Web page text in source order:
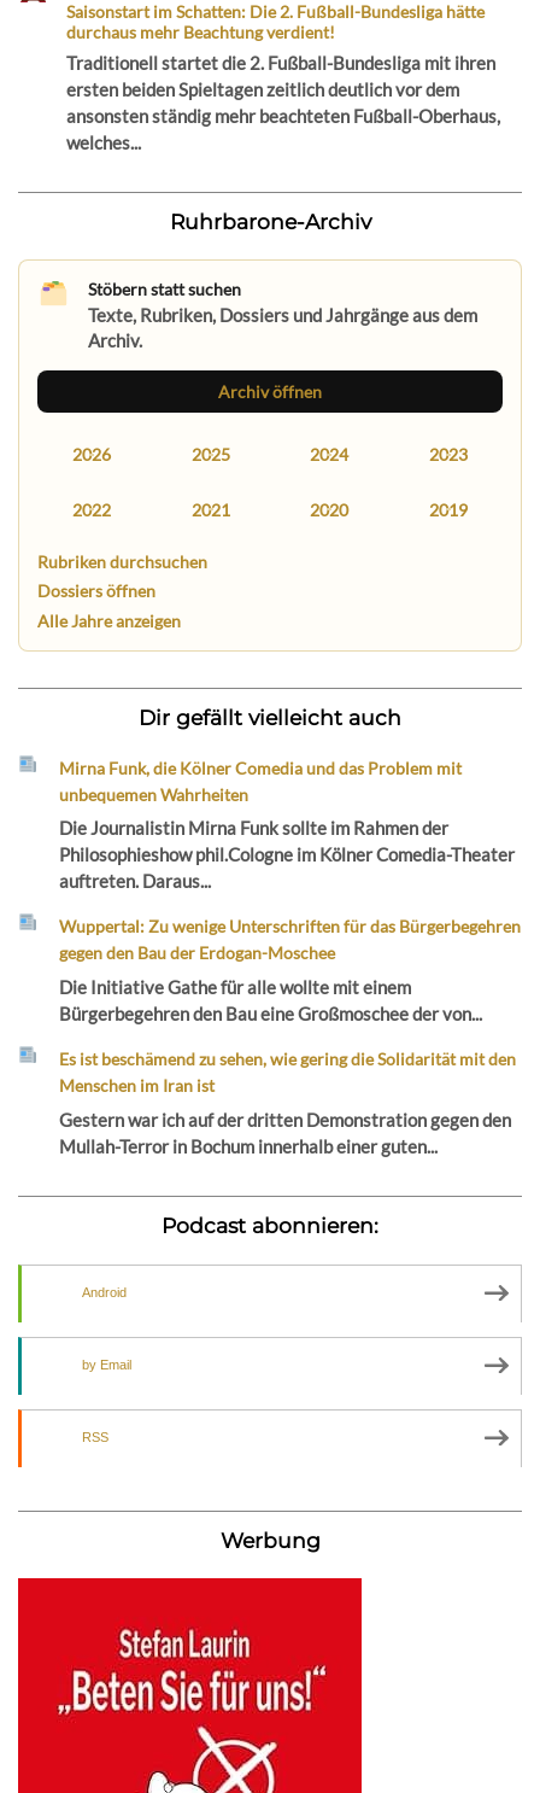
Saisonstart im Schatten: Die 2. Fußball-Bundesliga hätte
durchaus mehr Beachtung verdient!
Traditionell startet die 2. Fußball-Bundesliga mit ihren
ersten beiden Spieltagen zeitlich deutlich vor dem
ansonsten ständig mehr beachteten Fußball-Oberhaus,
welches...
Ruhrbarone-Archiv
Stöbern statt suchen
Texte, Rubriken, Dossiers und Jahrgänge aus dem
Archiv.
Archiv öffnen
2026 2025 2024 2023
2022 2021 2020 2019
Rubriken durchsuchen
Dossiers öffnen
Alle Jahre anzeigen
Dir gefällt vielleicht auch
Mirna Funk, die Kölner Comedia und das Problem mit
unbequemen Wahrheiten
Die Journalistin Mirna Funk sollte im Rahmen der
Philosophieshow phil.Cologne im Kölner Comedia-Theater
auftreten. Daraus...
Wuppertal: Zu wenige Unterschriften für das Bürgerbegehren
gegen den Bau der Erdogan-Moschee
Die Initiative Gathe für alle wollte mit einem
Bürgerbegehren den Bau eine Großmoschee der von...
Es ist beschämend zu sehen, wie gering die Solidarität mit den
Menschen im Iran ist
Gestern war ich auf der dritten Demonstration gegen den
Mullah-Terror in Bochum innerhalb einer guten...
Podcast abonnieren:
Android
by Email
RSS
Werbung